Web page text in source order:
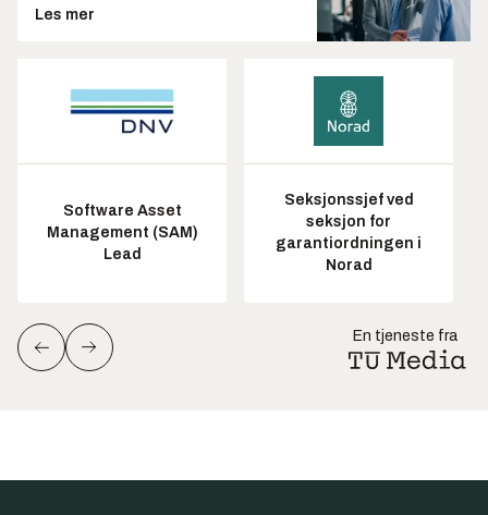
Les mer
Software Asset
Management (SAM)
Lead
Seksjonssjef ved
seksjon for
garantiordningen i
Norad
En tjeneste fra